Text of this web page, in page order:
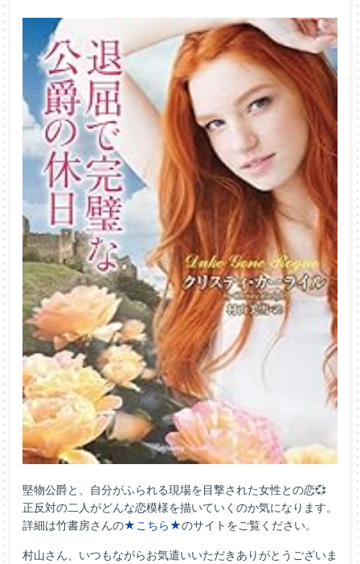
堅物公爵と、自分がふられる現場を目撃された女性との恋💞
正反対の二人がどんな恋模様を描いていくのか気になります。
詳細は竹書房さんの★こちら★のサイトをご覧ください。
村山さん、いつもながらお気遣いいただきありがとうございま